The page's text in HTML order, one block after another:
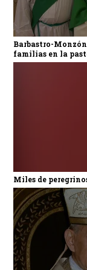
Barbastro-
familias en la
Miles de